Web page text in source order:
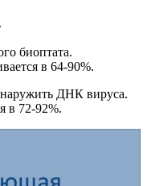
биоптата.
в 64-90%.
ДНК вируса.
в 72-92%.